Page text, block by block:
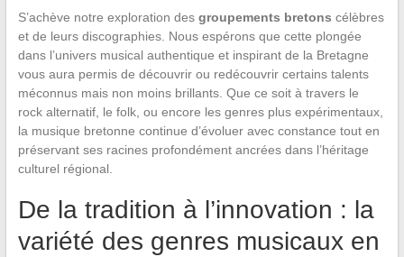
S’achève notre exploration des groupements bretons célèbres
et de leurs discographies. Nous espérons que cette plongée
dans l’univers musical authentique et inspirant de la Bretagne
vous aura permis de découvrir ou redécouvrir certains talents
méconnus mais non moins brillants. Que ce soit à travers le
rock alternatif, le folk, ou encore les genres plus expérimentaux,
la musique bretonne continue d’évoluer avec constance tout en
préservant ses racines profondément ancrées dans l’héritage
culturel régional.
De la tradition à l’innovation : la
variété des genres musicaux en